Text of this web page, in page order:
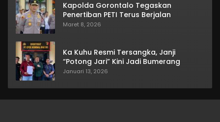
Kapolda Gorontalo Tegaskan
Penertiban PETI Terus Berjalan
Maret 8, 2026
Ka Kuhu Resmi Tersangka, Janji
“Potong Jari” Kini Jadi Bumerang
Januari 13, 2026